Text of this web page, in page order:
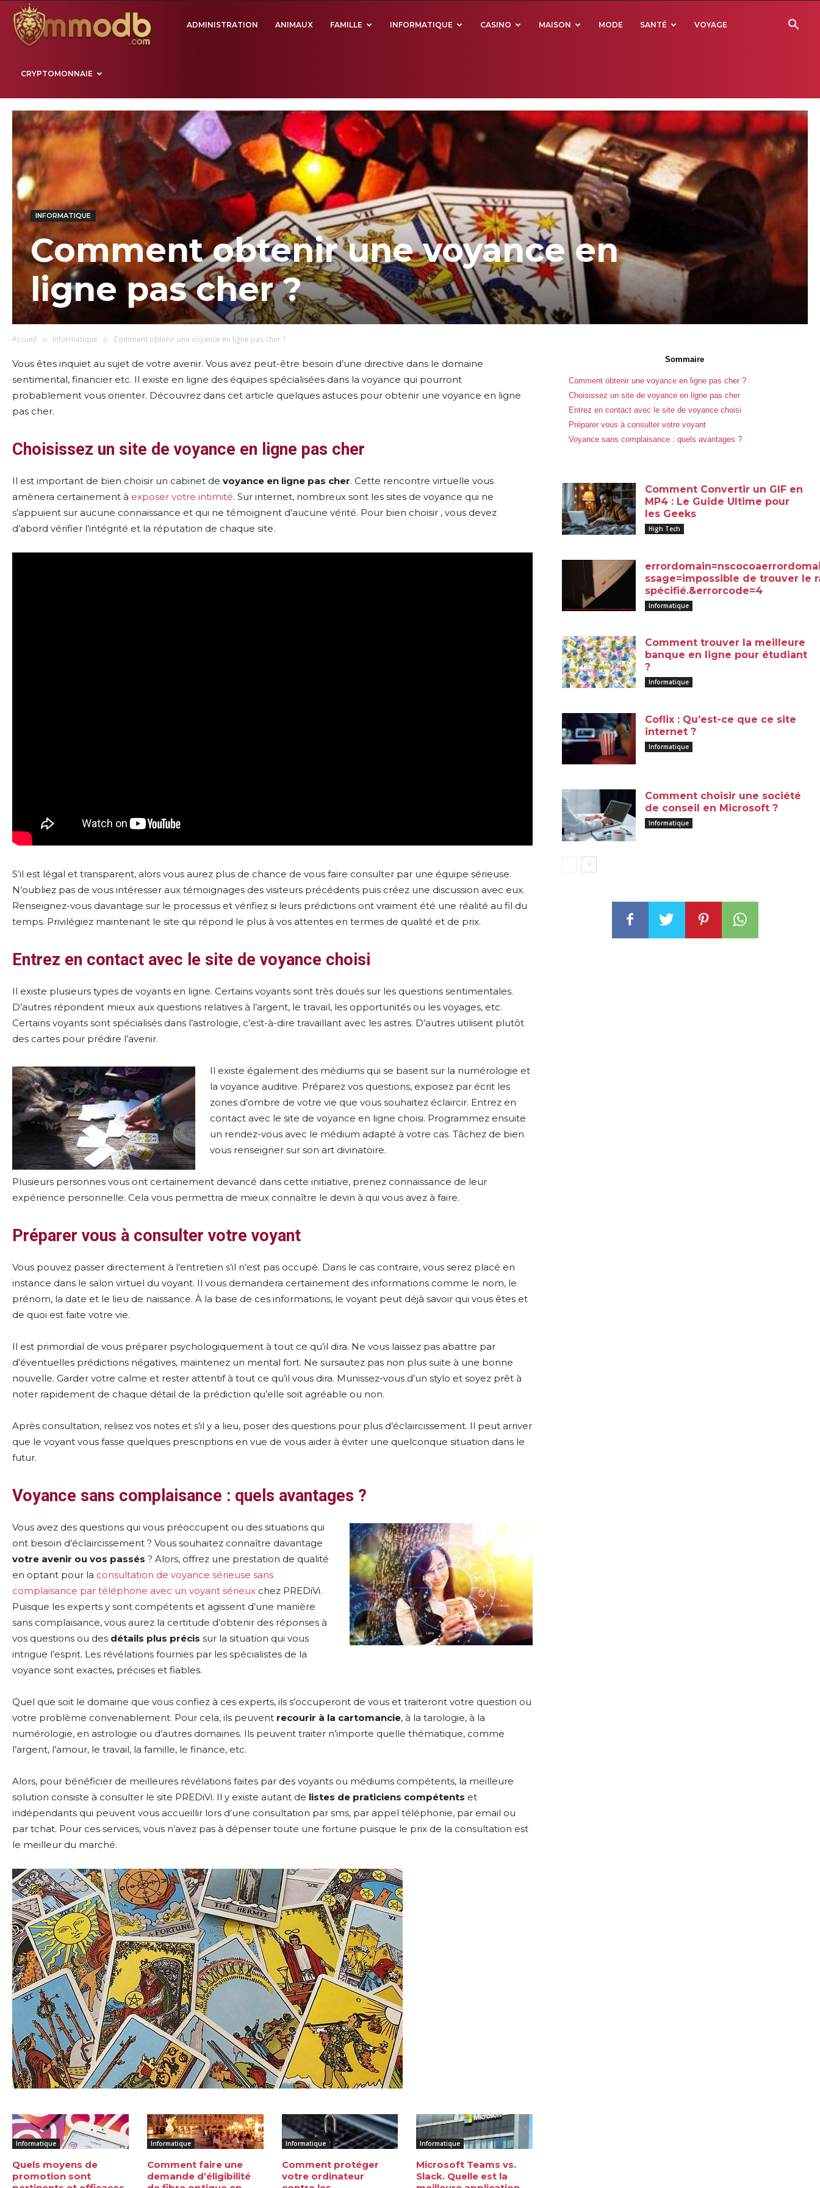
Mmodb.comADMINISTRATION ANIMAUX FAMILLE INFORMATIQUE CASINO MAISON MODE SANTÉ VOYAGE
CRYPTOMONNAIE
INFORMATIQUE
Comment obtenir une voyance en
ligne pas cher ?
Accueil Informatique Comment obtenir une voyance en ligne pas cher ?
Vous êtes inquiet au sujet de votre avenir. Vous avez peut-être besoin d’une directive dans le domaine
sentimental, financier etc. Il existe en ligne des équipes spécialisées dans la voyance qui pourront
probablement vous orienter. Découvrez dans cet article quelques astuces pour obtenir une voyance en ligne
pas cher.
Choisissez un site de voyance en ligne pas cher
Il est important de bien choisir un cabinet de voyance en ligne pas cher. Cette rencontre virtuelle vous
amènera certainement à exposer votre intimité. Sur internet, nombreux sont les sites de voyance qui ne
s’appuient sur aucune connaissance et qui ne témoignent d’aucune vérité. Pour bien choisir , vous devez
d’abord vérifier l’intégrité et la réputation de chaque site.
S’il est légal et transparent, alors vous aurez plus de chance de vous faire consulter par une équipe sérieuse.
N’oubliez pas de vous intéresser aux témoignages des visiteurs précédents puis créez une discussion avec eux.
Renseignez-vous davantage sur le processus et vérifiez si leurs prédictions ont vraiment été une réalité au fil du
temps. Privilégiez maintenant le site qui répond le plus à vos attentes en termes de qualité et de prix.
Entrez en contact avec le site de voyance choisi
Il existe plusieurs types de voyants en ligne. Certains voyants sont très doués sur les questions sentimentales.
D’autres répondent mieux aux questions relatives à l’argent, le travail, les opportunités ou les voyages, etc.
Certains voyants sont spécialisés dans l’astrologie, c’est-à-dire travaillant avec les astres. D’autres utilisent plutôt
des cartes pour prédire l’avenir.
Il existe également des médiums qui se basent sur la numérologie et
la voyance auditive. Préparez vos questions, exposez par écrit les
zones d’ombre de votre vie que vous souhaitez éclaircir. Entrez en
contact avec le site de voyance en ligne choisi. Programmez ensuite
un rendez-vous avec le médium adapté à votre cas. Tâchez de bien
vous renseigner sur son art divinatoire.
Plusieurs personnes vous ont certainement devancé dans cette initiative, prenez connaissance de leur
expérience personnelle. Cela vous permettra de mieux connaître le devin à qui vous avez à faire.
Préparer vous à consulter votre voyant
Vous pouvez passer directement à l’entretien s’il n’est pas occupé. Dans le cas contraire, vous serez placé en
instance dans le salon virtuel du voyant. Il vous demandera certainement des informations comme le nom, le
prénom, la date et le lieu de naissance. À la base de ces informations, le voyant peut déjà savoir qui vous êtes et
de quoi est faite votre vie.
Il est primordial de vous préparer psychologiquement à tout ce qu’il dira. Ne vous laissez pas abattre par
d’éventuelles prédictions négatives, maintenez un mental fort. Ne sursautez pas non plus suite à une bonne
nouvelle. Garder votre calme et rester attentif à tout ce qu’il vous dira. Munissez-vous d’un stylo et soyez prêt à
noter rapidement de chaque détail de la prédiction qu’elle soit agréable ou non.
Après consultation, relisez vos notes et s’il y a lieu, poser des questions pour plus d’éclaircissement. Il peut arriver
que le voyant vous fasse quelques prescriptions en vue de vous aider à éviter une quelconque situation dans le
futur.
Voyance sans complaisance : quels avantages ?
Vous avez des questions qui vous préoccupent ou des situations qui
ont besoin d’éclaircissement ? Vous souhaitez connaître davantage
votre avenir ou vos passés ? Alors, offrez une prestation de qualité
en optant pour la consultation de voyance sérieuse sans
complaisance par téléphone avec un voyant sérieux chez PREDiVi.
Puisque les experts y sont compétents et agissent d’une manière
sans complaisance, vous aurez la certitude d’obtenir des réponses à
vos questions ou des détails plus précis sur la situation qui vous
intrigue l’esprit. Les révélations fournies par les spécialistes de la
voyance sont exactes, précises et fiables.
Quel que soit le domaine que vous confiez à ces experts, ils s’occuperont de vous et traiteront votre question ou
votre problème convenablement. Pour cela, ils peuvent recourir à la cartomancie, à la tarologie, à la
numérologie, en astrologie ou d’autres domaines. Ils peuvent traiter n’importe quelle thématique, comme
l’argent, l’amour, le travail, la famille, le finance, etc.
Alors, pour bénéficier de meilleures révélations faites par des voyants ou médiums compétents, la meilleure
solution consiste à consulter le site PREDiVi. Il y existe autant de listes de praticiens compétents et
indépendants qui peuvent vous accueillir lors d’une consultation par sms, par appel téléphonie, par email ou
par tchat. Pour ces services, vous n’avez pas à dépenser toute une fortune puisque le prix de la consultation est
le meilleur du marché.
Informatique
Quels moyens de
promotion sont
Informatique
Comment faire une
demande d’éligibilité
Informatique
Comment protéger
votre ordinateur
Informatique
Microsoft Teams vs.
Slack. Quelle est la
Sommaire
Comment obtenir une voyance en ligne pas cher ?
Choisissez un site de voyance en ligne pas cher
Entrez en contact avec le site de voyance choisi
Préparer vous à consulter votre voyant
Voyance sans complaisance : quels avantages ?
Comment Convertir un GIF en
MP4 : Le Guide Ultime pour
les Geeks
High Tech
ssage=impossible de trouver le
spécifié.&errorcode=4
Informatique
Comment trouver la meilleure
banque en ligne pour étudiant
?
Informatique
Coflix : Qu’est-ce que ce site
internet ?
Informatique
Comment choisir une société
de conseil en Microsoft ?
Informatique